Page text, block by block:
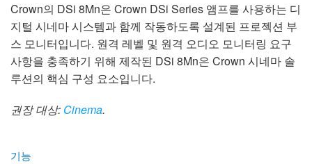
Crown의 DSi 8Mn은 Crown DSi Series 앰프를 사용하는 디
지털 시네마 시스템과 함께 작동하도록 설계된 프로젝션 부
스 모니터입니다. 원격 레벨 및 원격 오디오 모니터링 요구
사항을 충족하기 위해 제작된 DSi 8Mn은 Crown 시네마 솔
루션의 핵심 구성 요소입니다.
권장 대상: Cinema.
기능